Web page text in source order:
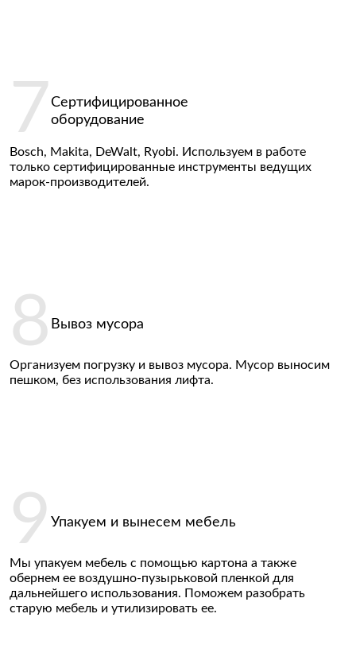
Сертифицированное
оборудование
Bosch, Makita, DeWalt, Ryobi. Используем в работе
только сертифицированные инструменты ведущих
марок-производителей.
Вывоз мусора
Организуем погрузку и вывоз мусора. Мусор выносим
пешком, без использования лифта.
Упакуем и вынесем мебель
Мы упакуем мебель с помощью картона а также
обернем ее воздушно-пузырьковой пленкой для
дальнейшего использования. Поможем разобрать
старую мебель и утилизировать ее.